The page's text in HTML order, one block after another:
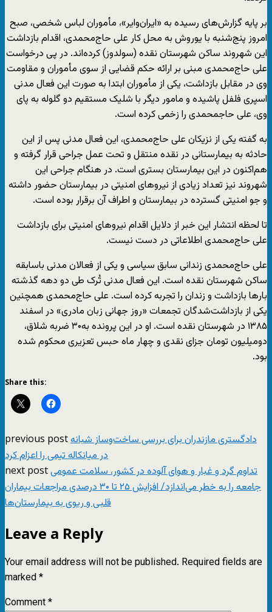
بر پایه گزارش‌های رسیده به «ایران‌وایر»، مأموران لباس شخصی، صبح
امروز پنج‌شنبه با یوروش به محل کار علی حاج‌محمدی، اقدام بازداشت
این شهروند ساکن شهرستان نقده (سولدوز) کرده‌اند. در پی درخواست
علی حاج‌محمدی مبنی بر ارائه حکم قضایی از سوی مأموران و مقاومت
وی در مقابل بازداشت، یکی از مأموران ابتدا به صورت این فعال مدنی
اسپری فلفل پاشیده و مامور دیگر با شلیک مستقیم دو گلوله به پای
وی، علی حاج‎محمدی را زخمی کرده است.
به گفته یکی از نزیکان علی حاج‌محمدی، این فعال مدنی پس از این
حادثه به بیمارستانی در نقده منتقل و تحت عمل جراحی قرار گرفته و
هم‌اکنون در این بیمارستان بستری است. در هنگام جراحی این
شهروند نیز تعداد زیادی از نیروهای امنیتی در بیمارستان حضور داشته
و جو امنیتی گسترده در بیمارستان و اطراف آن برقرار بوده است.
تا لحظه انتشار این خبر از دلایل اقدام نیروهای امنیتی برای بازداشت
علی حاج‌محمدی اطلاعاتی در دست نیست.
علی حاج‌محمدی زندانی سابق سیاسی و یکی از فعالان مدنی باسابقه
ساکن شهرستان نقده است. این فعال مدنی تُرک طی دو دهه گذشته
بارها بازداشت و زندان را تجربه کرده است. علی حاج‌محمدی همچنین
یکی از بازداشت‌شدگان تجمعات «روز جهانی زبان مادری» در اسفند
۱۳۸۵ در شهرستان نقده است. او در این پرونده به۳۰ ضربه شلاق،
دومیلیون تومان جزای نقدی و چهار ماه حبس تعزیری محکوم شده
بود.
Share this:
previous postدادگستری مازندران برای بررسی ساخت‌وساز شبانه
در میانکاله تیمی را اعزام کرد
next postتداوم گرد و غبار و هوای آلوده در کشور، سلامت عمومی
جامعه را به خطر می‌اندازد/ افزایش ۲۵ تا ۳۰ درصدی مراجعات بیماران
قلبی و ریوی به بیمارستان‌ها
Leave a Reply
Your email address will not be published. Required fields are
marked*
Comment*